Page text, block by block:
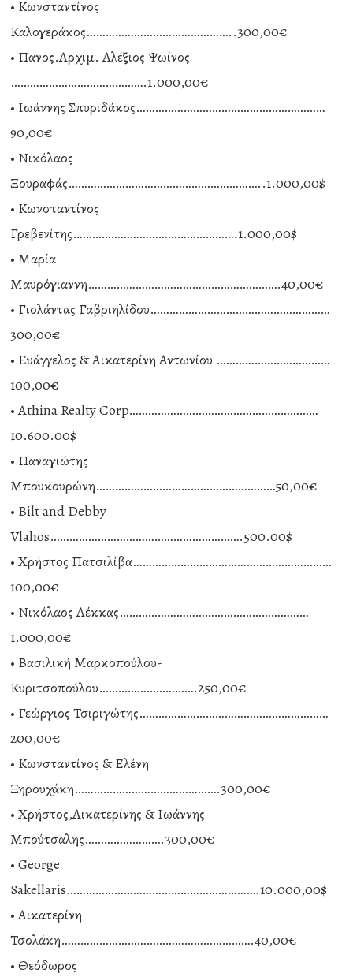
• Κωνσταντίνος
Καλογεράκος………………………………………..300,00€
• Πανος.Αρχιμ. Αλέξιος Ψωίνος
…………………………………….1.000,00€
• Ιωάννης Σπυριδάκος……………………………………………………
90,00€
• Νικόλαος
Ξουραφάς……………………………………………………..1.000,00$
• Κωνσταντίνος
Γρεβενίτης…………………………………………….1.000,00$
• Μαρία
Μαυρόγιαννη…………………………………………………….40,00€
• Γιολάντας Γαβριηλίδου…………………………………………………
300,00€
• Ευάγγελος & Αικατερίνη Αντωνίου ………………………………
100,00€
• Athina Realty Corp……………………………………………………
10.600.00$
• Παναγιώτης
Μπουκουρώνη…………………………………………………50,00€
• Bilt and Debby
Vlahos…………………………………………………….500.00$
• Χρήστος Πατσιλίβα………………………………………………………
100,00€
• Νικόλαος Λέκκας……………………………………………………
1.000,00€
• Βασιλική Μαρκοπούλου-
Κυριτσοπούλου………………………….250,00€
• Γεώργιος Τσιριγώτης……………………………………………………
200,00€
• Κωνσταντίνος & Ελένη
Ξηρουχάκη……………………………………….300,00€
• Χρήστος,Αικατερίνης & Ιωάννης
Μπούτσαλης…………………….300,00€
• George
Sakellaris…………………………………………………….10.000,00$
• Αικατερίνη
Τσολάκη…………………………………………………….40,00€
• Θεόδωρος